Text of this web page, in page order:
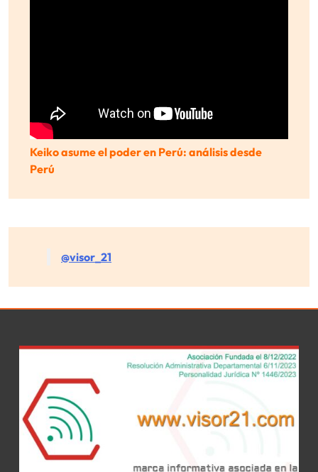
Keiko asume el poder en Perú: análisis desde
Perú
@visor_21